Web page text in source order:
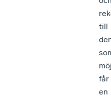
till
får
en